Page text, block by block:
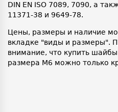
DIN EN ISO 7089, 7090, а
11371-38 и 9649-78.
Цены, размеры и наличие
вкладке "виды и размеры".
внимание, что купить
размера М6 можно только